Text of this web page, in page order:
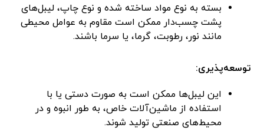
بسته به نوع مواد ساخته شده و نوع چاپ، لیبل‌های
پشت چسب‌دار ممکن است مقاوم به عوامل محیطی
مانند نور، رطوبت، گرما، یا سرما باشند.
توسعه‌پذیری:
این لیبل‌ها ممکن است به صورت دستی یا با
استفاده از ماشین‌آلات خاص، به طور انبوه و در
محیط‌های صنعتی تولید شوند.